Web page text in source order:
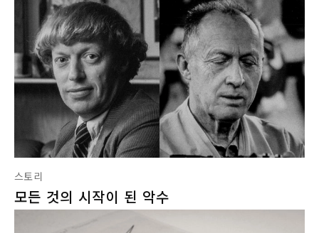
스토리
모든 것의 시작이 된 악수